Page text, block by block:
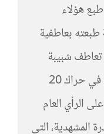
هؤلاء
طبعته بعاطفية
شبيبة
الحركة الأمازيغية التي انخرطت في حراك 20
الرأي العام
المشهدية، التي